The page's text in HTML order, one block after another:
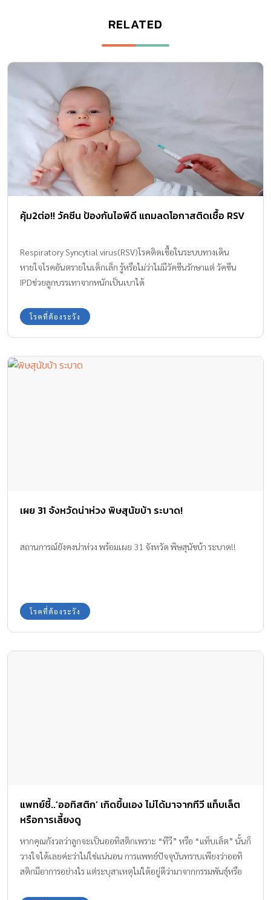
RELATED
คุ้ม2ต่อ!! วัคซีน ป้องกันไอพีดี แถมลดโอกาสติดเชื้อ RSV
Respiratory Syncytial virus(RSV)โรคติดเชื้อในระบบทางเดิน
หายใจโรคอันตรายในเด็กเล็ก รู้หรือไม่ว่าไม่มีวัคซีนรักษาแต่ วัคซีน
IPDช่วยลูกบรรเทาจากหนักเป็นเบาได้
โรคที่ต้องระวัง
เผย 31 จังหวัดน่าห่วง พิษสุนัขบ้า ระบาด!
สถานการณ์ยังคงน่าห่วง พร้อมเผย 31 จังหวัด พิษสุนัขบ้า ระบาด!!
โรคที่ต้องระวัง
แพทย์ชี้..’ออทิสติก’ เกิดขึ้นเอง ไม่ได้มาจากทีวี แท็บเล็ต
หรือการเลี้ยงดู
หากคุณกังวลว่าลูกจะเป็นออทิสติกเพราะ “ทีวี” หรือ “แท็บเล็ต” นั้นก็
วางใจได้เลยค่ะว่าไม่ใช่แน่นอน การแพทย์ปัจจุบันทราบเพียงว่าออทิ
สติกมีอาการอย่างไร แต่ระบุสาเหตุไม่ได้อยู่ดีว่ามาจากกรรมพันธุ์หรือ